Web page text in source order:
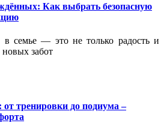
Как выбрать безопасную
семье — это не только радость и
забот
тренировки до подиума –